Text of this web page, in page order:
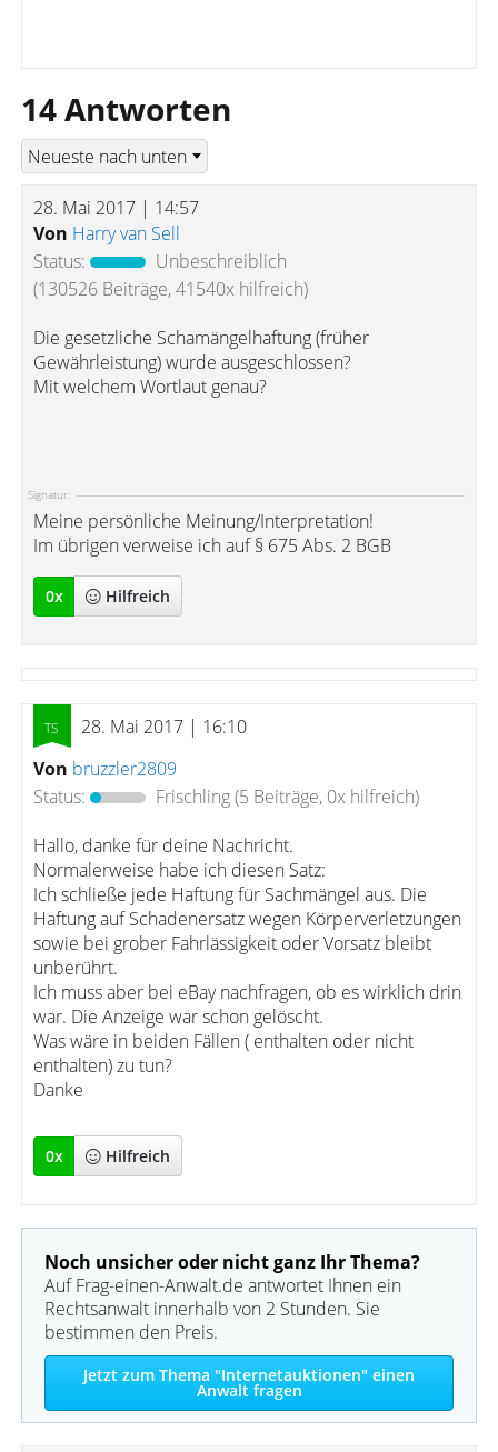
14 Antworten
28. Mai 2017 | 14:57
Von Harry van Sell
Status:
Unbeschreiblich
(130526 Beiträge, 41540x hilfreich)
Die gesetzliche Schamängelhaftung (früher
Gewährleistung) wurde ausgeschlossen?
Mit welchem Wortlaut genau?
Signatur:
Meine persönliche Meinung/Interpretation!
Im übrigen verweise ich auf § 675 Abs. 2 BGB
0x Hilfreich
28. Mai 2017 | 16:10
Von bruzzler2809
Status:
Frischling(5 Beiträge, 0x hilfreich)
Hallo, danke für deine Nachricht.
Normalerweise habe ich diesen Satz:
Ich schließe jede Haftung für Sachmängel aus. Die
Haftung auf Schaden­ersatz wegen Körperverletzungen
sowie bei grober Fahr­lässig­keit oder Vorsatz bleibt
unbe­rührt.
Ich muss aber bei eBay nachfragen, ob es wirklich drin
war. Die Anzeige war schon gelöscht.
Was wäre in beiden Fällen ( enthalten oder nicht
enthalten) zu tun?
Danke
0x Hilfreich
Noch unsicher oder nicht ganz Ihr Thema?
Auf Frag-einen-Anwalt.de antwortet Ihnen ein
Rechtsanwalt innerhalb von 2 Stunden. Sie
bestimmen den Preis.
Jetzt zum Thema "Internetauktionen" einen
Anwalt fragen